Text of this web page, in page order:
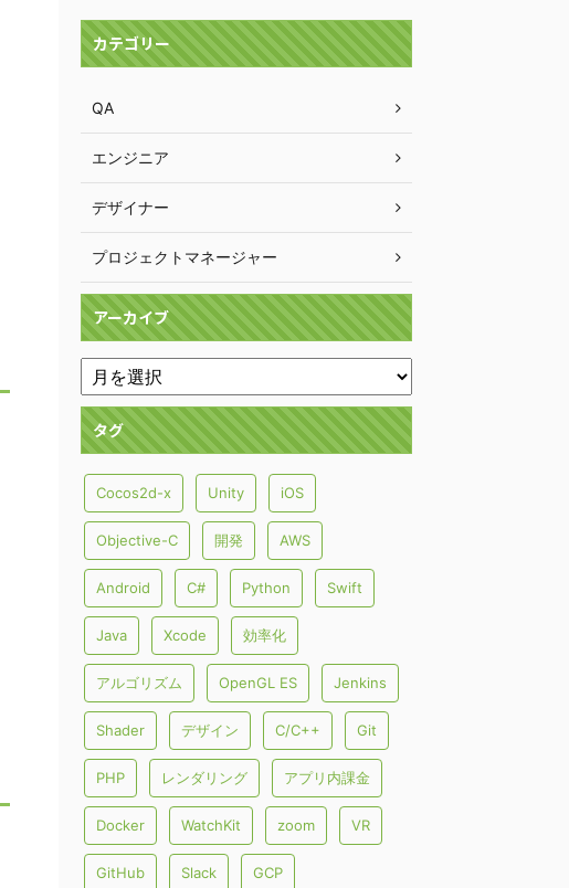
カテゴリー
QA
エンジニア
デザイナー
プロジェクトマネージャー
アーカイブ
タグ
Cocos2d-x Unity iOS
Objective-C 開発 AWS
Android C# Python Swift
Java Xcode 効率化
アルゴリズム OpenGL ES Jenkins
Shader デザイン C/C++ Git
PHP レンダリング アプリ内課金
Docker WatchKit zoom VR
GitHub Slack GCP